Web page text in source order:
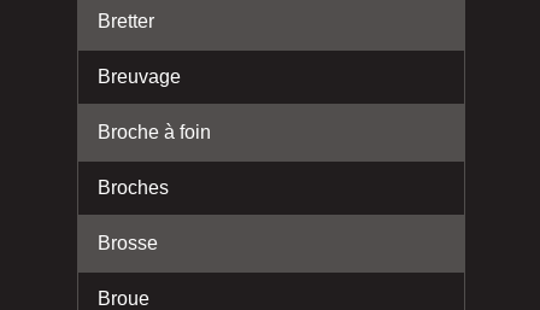
Bretter
Breuvage
Broche à foin
Broches
Brosse
Broue